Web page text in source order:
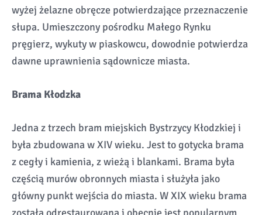
wyżej żelazne obręcze potwierdzające przeznaczenie
słupa. Umieszczony pośrodku Małego Rynku
pręgierz, wykuty w piaskowcu, dowodnie potwierdza
dawne uprawnienia sądownicze miasta.
Brama Kłodzka
Jedna z trzech bram miejskich Bystrzycy Kłodzkiej i
była zbudowana w XIV wieku. Jest to gotycka brama
z cegły i kamienia, z wieżą i blankami. Brama była
częścią murów obronnych miasta i służyła jako
główny punkt wejścia do miasta. W XIX wieku brama